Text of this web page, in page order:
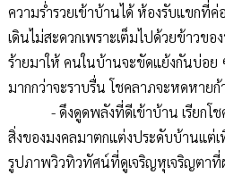
ความร่ำรวยเข้าบ้านได้ ห้องรับแขกที่ค่
เดินไม่สะดวกเพราะเต็มไปด้วยข้าวขอ
ร้ายมาให้ คนในบ้านจะขัดแย้งกันบ่อย
มากกว่าจะราบรื่น โชคลาภจะหดหาย
- ดึงดูดพลังที่ดีเข้าบ้าน เรียกโชค
สิ่งของมงคลมาตกแต่งประดับบ้านแต่
รูปภาพวิวทิวทัศน์ที่ดูเจริญหุเจริญตา